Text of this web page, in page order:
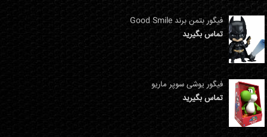
فیگور بتمن برند Good Smile
تماس بگیرید
فیگور یوشی سوپر ماریو
تماس بگیرید